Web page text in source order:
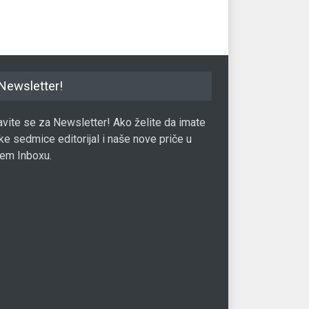
se za Newsletter! Ako želite da imate
sedmice editorijal i naše nove priče u
Inboxu.